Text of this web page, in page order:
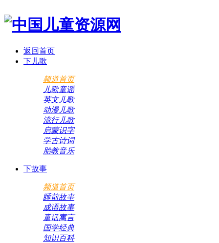
返回首页
下儿歌
频道首页
儿歌童谣
英文儿歌
动漫儿歌
流行儿歌
启蒙识字
学古诗词
胎教音乐
下故事
频道首页
睡前故事
成语故事
童话寓言
国学经典
知识百科